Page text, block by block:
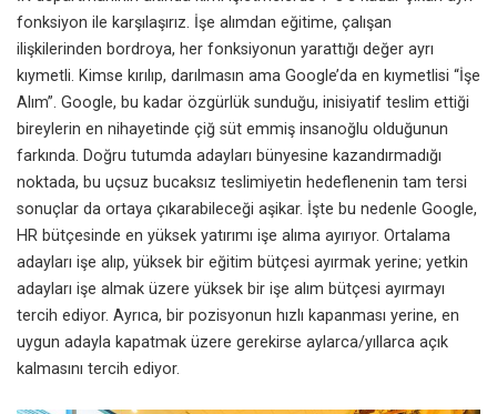
fonksiyon ile karşılaşırız. İşe alımdan eğitime, çalışan
ilişkilerinden bordroya, her fonksiyonun yarattığı değer ayrı
kıymetli. Kimse kırılıp, darılmasın ama Google’da en kıymetlisi “İşe
Alım”. Google, bu kadar özgürlük sunduğu, inisiyatif teslim ettiği
bireylerin en nihayetinde çiğ süt emmiş insanoğlu olduğunun
farkında. Doğru tutumda adayları bünyesine kazandırmadığı
noktada, bu uçsuz bucaksız teslimiyetin hedeflenenin tam tersi
sonuçlar da ortaya çıkarabileceği aşikar. İşte bu nedenle Google,
HR bütçesinde en yüksek yatırımı işe alıma ayırıyor. Ortalama
adayları işe alıp, yüksek bir eğitim bütçesi ayırmak yerine; yetkin
adayları işe almak üzere yüksek bir işe alım bütçesi ayırmayı
tercih ediyor. Ayrıca, bir pozisyonun hızlı kapanması yerine, en
uygun adayla kapatmak üzere gerekirse aylarca/yıllarca açık
kalmasını tercih ediyor.